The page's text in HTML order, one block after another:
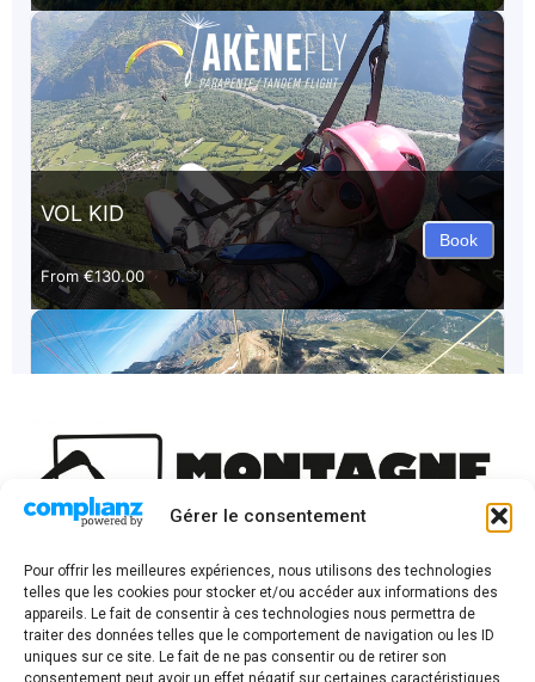
Gérer le consentement
Pour offrir les meilleures expériences, nous utilisons des technologies
telles que les cookies pour stocker et/ou accéder aux informations des
appareils. Le fait de consentir à ces technologies nous permettra de
traiter des données telles que le comportement de navigation ou les ID
uniques sur ce site. Le fait de ne pas consentir ou de retirer son
consentement peut avoir un effet négatif sur certaines caractéristiques
ACCUEIL
MÉTÉO